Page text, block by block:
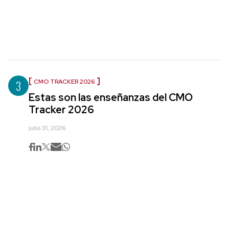
3 CMO TRACKER 2026
Estas son las enseñanzas del CMO
Tracker 2026
julio 31, 2026